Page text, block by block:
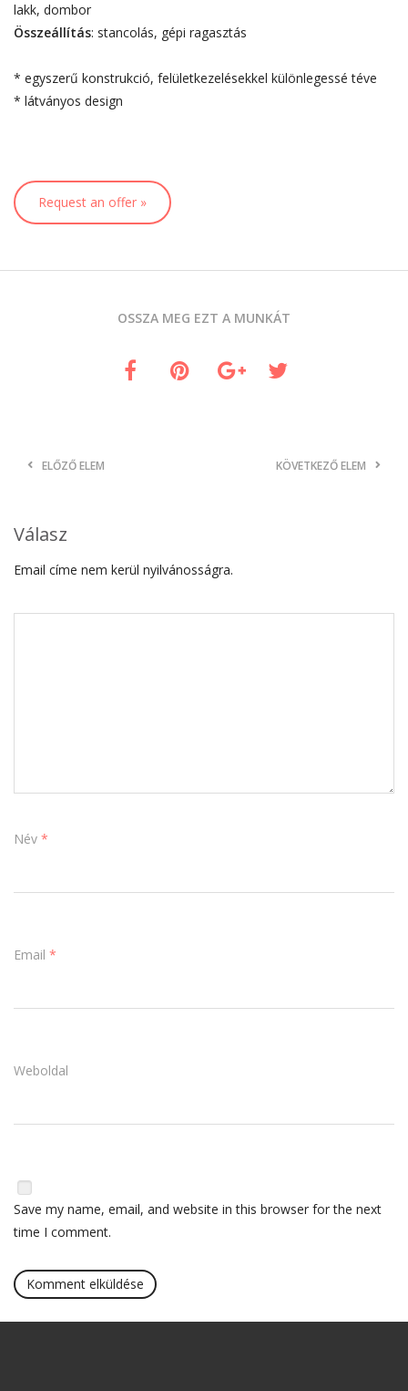
lakk, dombor
Összeállítás: stancolás, gépi ragasztás
* egyszerű konstrukció, felületkezelésekkel különlegessé téve
* látványos design
Request an offer »
OSSZA MEG EZT A MUNKÁT
ELŐZŐ ELEM KÖVETKEZŐ ELEM
Válasz
Email címe nem kerül nyilvánosságra.
Név *
Email *
Weboldal
Save my name, email, and website in this browser for the next
time I comment.